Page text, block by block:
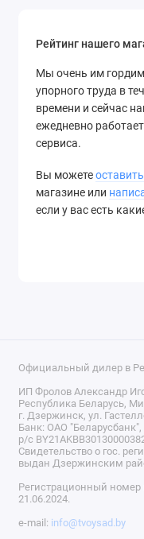
Рейтинг нашего
Мы очень им
упорного труда в
времени и сейчас
ежедневно
сервиса.
Вы можете
магазине или
если у вас есть
Официальный дилер в
ИП Фролов Александр
Республика Беларусь,
г. Дзержинск, ул.
Банк: ОАО "Беларусбанк",
р/с
Свидетельство о гос.
выдан Дзержинским
Регистрационный номер
21.06.2024.
e-mail: info@tvoysad.by